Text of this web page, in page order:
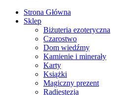
Strona Główna
Sklep
Biżuteria ezoteryczna
Czarostwo
Dom wiedźmy
Kamienie i minerały
Karty
Książki
Magiczny prezent
Radiestezja